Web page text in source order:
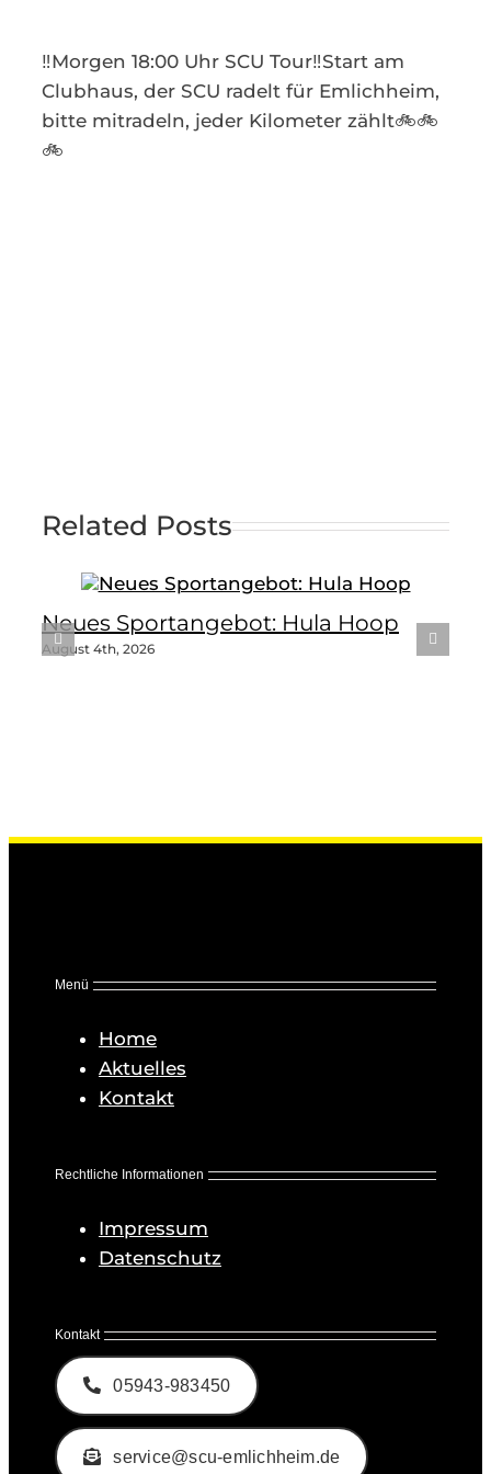
Kontakt
‼️Morgen 18:00 Uhr SCU Tour‼️Start am
Clubhaus, der SCU radelt für Emlichheim,
bitte mitradeln, jeder Kilometer zählt🚲🚲
🚲
Related Posts
Neues Sportangebot: Hula Hoop
August 4th, 2026
Menü
Home
Aktuelles
Kontakt
Rechtliche Informationen
Impressum
Datenschutz
Kontakt
05943-983450
service@scu-emlichheim.de